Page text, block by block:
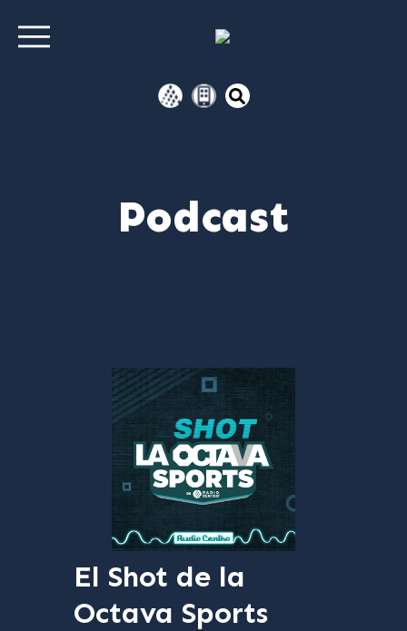
Podcast
El Shot de la
Octava Sports